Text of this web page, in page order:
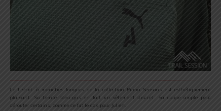
Le t-shirt à manches longues de la collection Puma Seasons est esthétiquement
plaisant. Sa teinte bleu-gris en fait un vêtement discret. Sa coupe ample peut
dérouter certains, comme ce fut le cas pour Julien.